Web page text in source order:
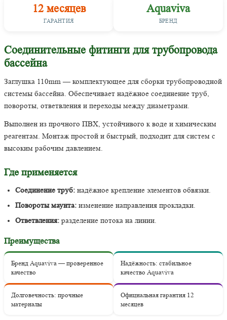
12 месяцев
ГАРАНТИЯ
Aquaviva
БРЕНД
Соединительные фитинги для трубопровода
бассейна
Заглушка 110mm — комплектующее для сборки трубопроводной
системы бассейна. Обеспечивает надёжное соединение труб,
повороты, ответвления и переходы между диаметрами.
Выполнен из прочного ПВХ, устойчивого к воде и химическим
реагентам. Монтаж простой и быстрый, подходит для систем с
высоким рабочим давлением.
Где применяется
Соединение труб: надёжное крепление элементов обвязки.
Повороты маунта: изменение направления прокладки.
Ответвления: разделение потока на линии.
Преимущества
Бренд Aquaviva — проверенное
качество
Надёжность: стабильное
качество Aquaviva
Долговечность: прочные
материалы
Официальная гарантия 12
месяцев